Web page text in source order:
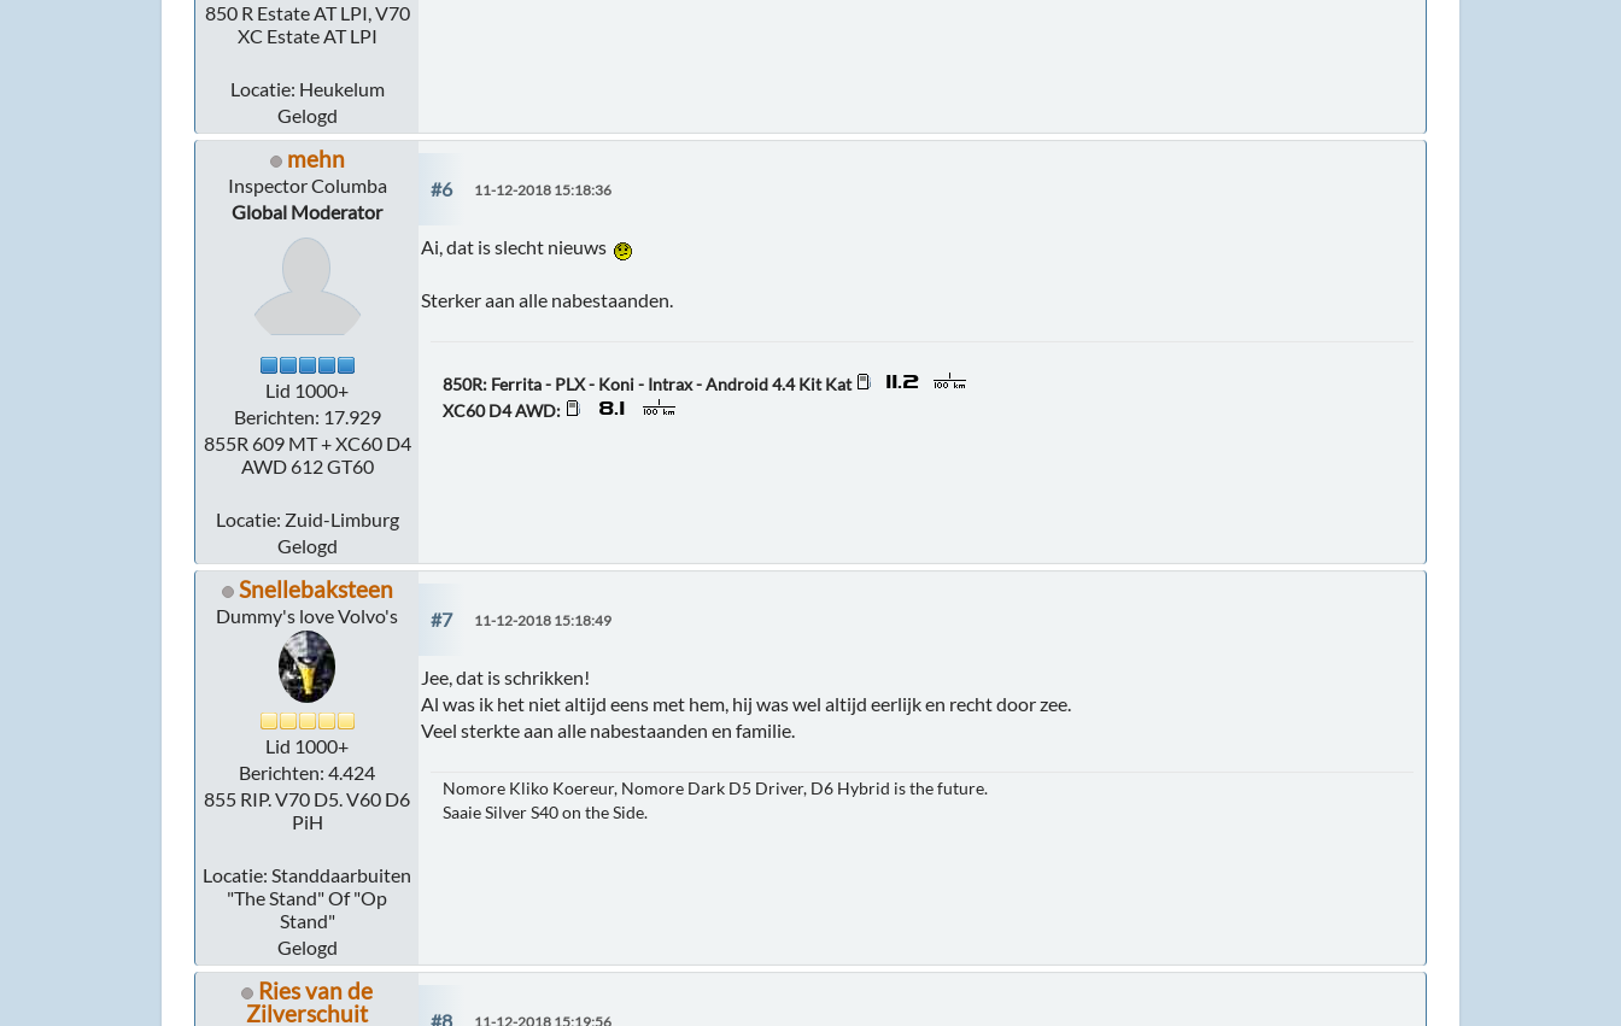
850 R Estate AT LPI, V70
XC Estate AT LPI
Locatie: Heukelum
Gelogd
mehn
Inspector Columba
Global Moderator
Lid 1000+
Berichten: 17.929
855R 609 MT + XC60 D4
AWD 612 GT60
Locatie: Zuid-Limburg
Gelogd
#6 11-12-2018 15:18:36
Ai, dat is slecht nieuws
Sterker aan alle nabestaanden.
850R: Ferrita - PLX - Koni - Intrax - Android 4.4 Kit Kat
XC60 D4 AWD:
Snellebaksteen
Dummy's love Volvo's
Lid 1000+
Berichten: 4.424
855 RIP. V70 D5. V60 D6
PiH
Locatie: Standdaarbuiten
"The Stand" Of "Op
Stand"
Gelogd
#7 11-12-2018 15:18:49
Jee, dat is schrikken!
Al was ik het niet altijd eens met hem, hij was wel altijd eerlijk en recht door zee.
Veel sterkte aan alle nabestaanden en familie.
Nomore Kliko Koereur, Nomore Dark D5 Driver, D6 Hybrid is the future.
Saaie Silver S40 on the Side.
Ries van de
Zilverschuit
#8 11-12-2018 15:19:56